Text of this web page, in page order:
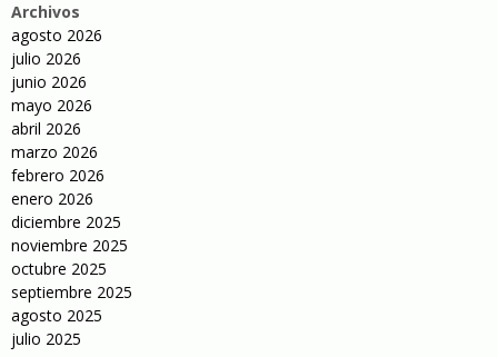
Archivos
agosto 2026
julio 2026
junio 2026
mayo 2026
abril 2026
marzo 2026
febrero 2026
enero 2026
diciembre 2025
noviembre 2025
octubre 2025
septiembre 2025
agosto 2025
julio 2025